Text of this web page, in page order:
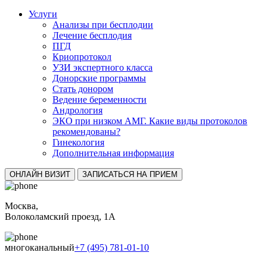
Услуги
Анализы при бесплодии
Лечение бесплодия
ПГД
Криопротокол
УЗИ экспертного класса
Донорские программы
Стать донором
Ведение беременности
Андрология
ЭКО при низком АМГ. Какие виды протоколов
рекомендованы?
Гинекология
Дополнительная информация
ОНЛАЙН ВИЗИТ ЗАПИСАТЬСЯ НА ПРИЕМ
Москва,
Волоколамский проезд, 1А
многоканальный+7 (495) 781-01-10